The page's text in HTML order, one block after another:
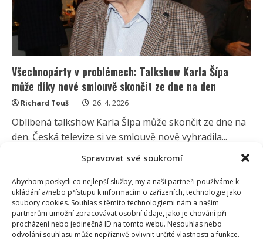
Spravovat své soukromí
Abychom poskytli co nejlepší služby, my a naši partneři používáme k
ukládání a/nebo přístupu k informacím o zařízeních, technologie jako
soubory cookies. Souhlas s těmito technologiemi nám a našim
partnerům umožní zpracovávat osobní údaje, jako je chování při
procházení nebo jedinečná ID na tomto webu. Nesouhlas nebo
odvolání souhlasu může nepříznivě ovlivnit určité vlastnosti a funkce.
zelenou
oázou
Všechnopárty v problémech: Talkshow Karla Šípa
může díky nové smlouvě skončit ze dne na den
Richard Touš 26. 4. 2026
Oblíbená talkshow Karla Šípa může skončit ze dne na
den. Česká televize si ve smlouvě nově vyhradila...
about
Všechnopárty
v
problémech:
Talkshow
Karla
Šípa
může